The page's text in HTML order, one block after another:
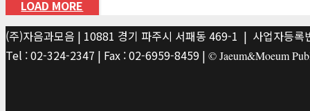
LOAD MORE
(주)자음과모음 | 10881 경기 파주시 서패동 469-1 | 사업자등
Tel : 02-324-2347 | Fax : 02-6959-8459 | © Jaeum&Moeum